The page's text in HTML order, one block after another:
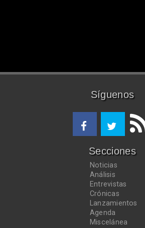
Síguenos
Secciones
Noticias
Análisis
Entrevistas
Crónicas
Lanzamientos
Agenda
Miscelánea